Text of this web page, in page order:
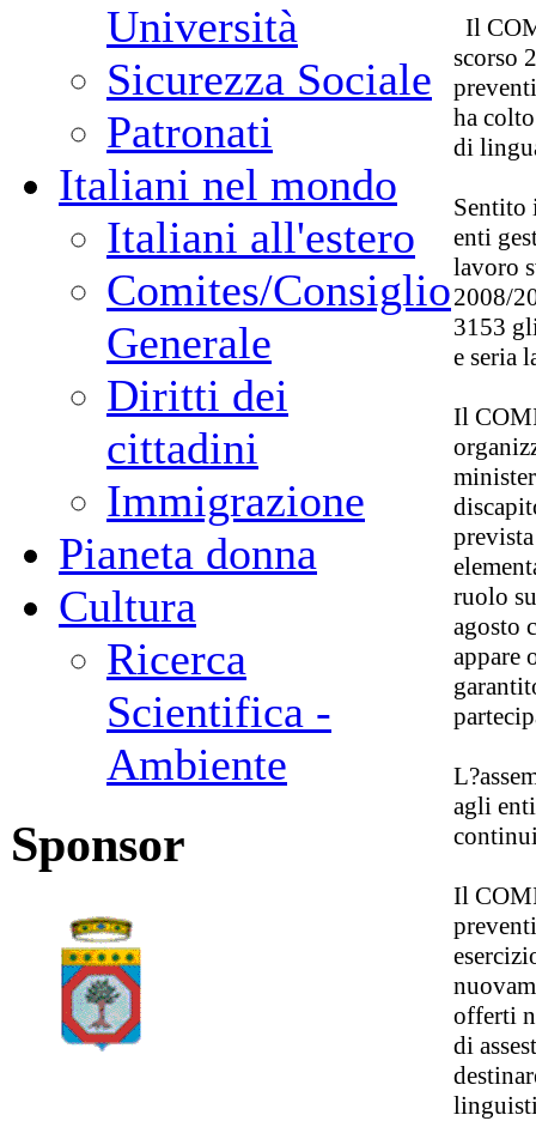
Università
Sicurezza Sociale
Patronati
Italiani nel mondo
Italiani all'estero
Comites/Consiglio
Generale
Diritti dei
cittadini
Immigrazione
Pianeta donna
Cultura
Ricerca
Scientifica -
Ambiente
Sponsor
Il
scorso
ha
di
Sentito
enti
lavoro
2008/
3153
e seria
Il
ruolo
agosto
appare
agli
Il
offerti
di